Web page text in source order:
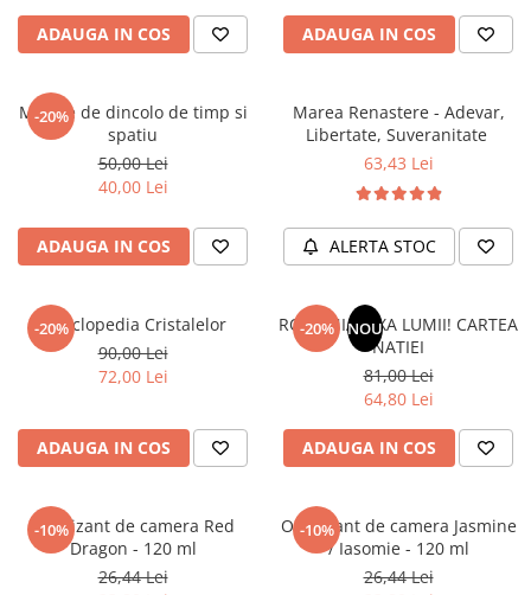
SealfHealing
Sport
Terapii Alternative
AudioBook
Beletristica
Carti erotice
Adult
Crime, Thriller, Mistery
Literatura Romana
Literatura Universala
Poezie
Romane de dragoste, Carti
romantice
Senzatii/Dragoste
ADAUGA IN COS ADAUGA IN COS
-20%
Mesaje de dincolo de timp si
spatiu
50,00 Lei
40,00 Lei
ADAUGA IN COS
Marea Renastere - Adevar,
Libertate, Suveranitate
63,43 Lei
ALERTA STOC
-20%
Enciclopedia Cristalelor
90,00 Lei
72,00 Lei
ADAUGA IN COS
-20% NOU
ROMANIA, AXA LUMII! CARTEA
NATIEI
81,00 Lei
64,80 Lei
ADAUGA IN COS
-10%
Odorizant de camera Red
Dragon - 120 ml
26,44 Lei
-10%
Odorizant de camera Jasmine
/ Iasomie - 120 ml
26,44 Lei